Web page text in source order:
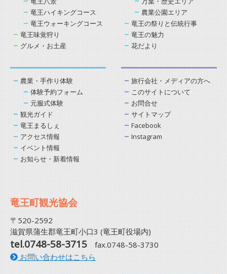
竜王ハイキングコース
竜王ウォーキングコース
竜王味覚狩り
グルメ・お土産
農業公園エリア
竜王の祭りと伝統行事
竜王の魅力
花だより
農業・手作り体験
体験予約フォーム
元服式体験
観光ガイド
竜王まるしぇ
アクセス情報
イベント情報
お知らせ・新着情報
旅行会社・メディアの方へ
このサイトについて
お問合せ
サイトマップ
Facebook
Instagram
竜王町観光協会
〒520-2592
滋賀県蒲生郡竜王町小口3 (竜王町役場内)
tel.0748-58-3715 fax.0748-58-3730
お問い合わせはこちら